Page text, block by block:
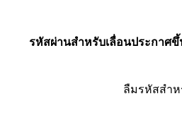
รหัสผ่านสำหรับเลื่อนประกาศขึ้
ลืมรหัสสำ